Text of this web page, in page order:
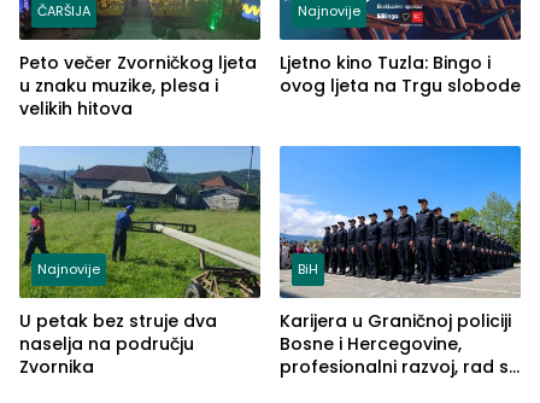
ČARŠIJA
Peto večer Zvorničkog ljeta
u znaku muzike, plesa i
velikih hitova
Najnovije
Ljetno kino Tuzla: Bingo i
ovog ljeta na Trgu slobode
Najnovije
U petak bez struje dva
naselja na području
Zvornika
BiH
Karijera u Graničnoj policiji
Bosne i Hercegovine,
profesionalni razvoj, rad sa